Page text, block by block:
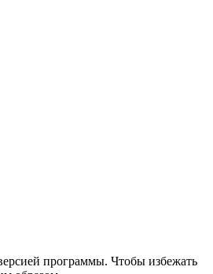
программы. Чтобы избежать